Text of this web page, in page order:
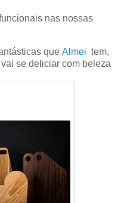
nas nossas
que Almei tem,
se deliciar com beleza